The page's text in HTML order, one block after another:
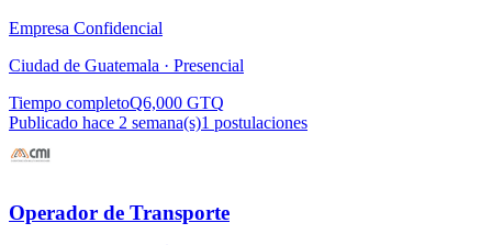
Empresa Confidencial
Ciudad de Guatemala · Presencial
Tiempo completoQ6,000 GTQ
Publicado hace 2 semana(s)1 postulaciones
Operador de Transporte